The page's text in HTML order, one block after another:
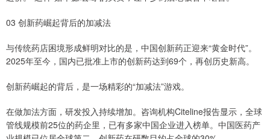
03 创新药崛起背后的加减法
与传统药店困境形成鲜明对比的是，中国创新药正迎来“黄金时代”。
2025年至今，国内已批准上市的创新药达到69个，再创历史新高。
创新药崛起的背后，是一场精彩的“加减法”游戏。
在做加法方面，研发投入持续增加。咨询机构Citeline报告显示，全球
管线规模前25位的药企里，已有多家中国企业进入榜单。中国医药产